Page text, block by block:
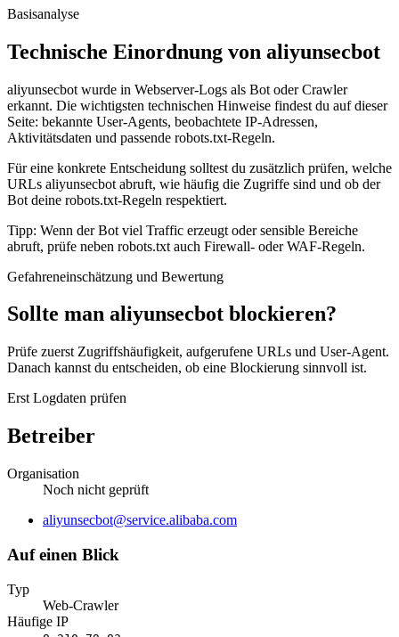
Basisanalyse
Technische Einordnung von aliyunsecbot
aliyunsecbot wurde in Webserver-Logs als Bot oder Crawler
erkannt. Die wichtigsten technischen Hinweise findest du auf dieser
Seite: bekannte User-Agents, beobachtete IP-Adressen,
Aktivitätsdaten und passende robots.txt-Regeln.
Für eine konkrete Entscheidung solltest du zusätzlich prüfen, welche
URLs aliyunsecbot abruft, wie häufig die Zugriffe sind und ob der
Bot deine robots.txt-Regeln respektiert.
Tipp: Wenn der Bot viel Traffic erzeugt oder sensible Bereiche
abruft, prüfe neben robots.txt auch Firewall- oder WAF-Regeln.
Gefahreneinschätzung und Bewertung
Sollte man aliyunsecbot blockieren?
Prüfe zuerst Zugriffshäufigkeit, aufgerufene URLs und User-Agent.
Danach kannst du entscheiden, ob eine Blockierung sinnvoll ist.
Erst Logdaten prüfen
Betreiber
Organisation
Noch nicht geprüft
Website
aliyunsecbot@service.alibaba.com
Auf einen Blick
Typ
Web-Crawler
Häufige IP